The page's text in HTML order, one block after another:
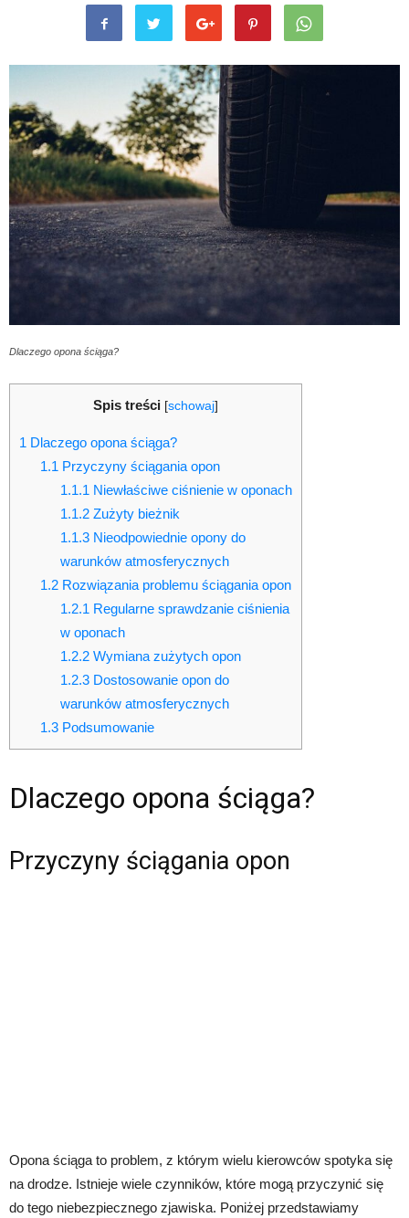
Dlaczego opona ściąga?
Spis treści [schowaj]
1 Dlaczego opona ściąga?
1.1 Przyczyny ściągania opon
1.1.1 Niewłaściwe ciśnienie w oponach
1.1.2 Zużyty bieżnik
1.1.3 Nieodpowiednie opony do
warunków atmosferycznych
1.2Rozwiązania problemu ściągania opon
1.2.1 Regularne sprawdzanie ciśnienia
w oponach
1.2.2 Wymiana zużytych opon
1.2.3 Dostosowanie opon do
warunków atmosferycznych
1.3Podsumowanie
Dlaczego opona ściąga?
Przyczyny ściągania opon
Opona ściąga to problem, z którym wielu kierowców spotyka się
na drodze. Istnieje wiele czynników, które mogą przyczynić się
do tego niebezpiecznego zjawiska. Poniżej przedstawiamy